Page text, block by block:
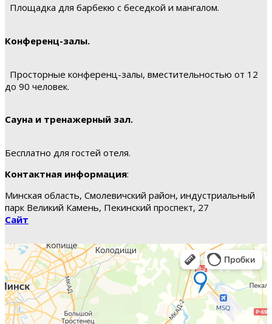
Площадка для барбекю с беседкой и мангалом.
Конференц-залы.
Просторные конференц-залы, вместительностью от 12
до 90 человек.
Сауна и тренажерный зал.
Бесплатно для гостей отеля.
Контактная информация:
Минская область, Смолевичский район, индустриальный
парк Великий Камень, Пекинский проспект, 27
Сайт